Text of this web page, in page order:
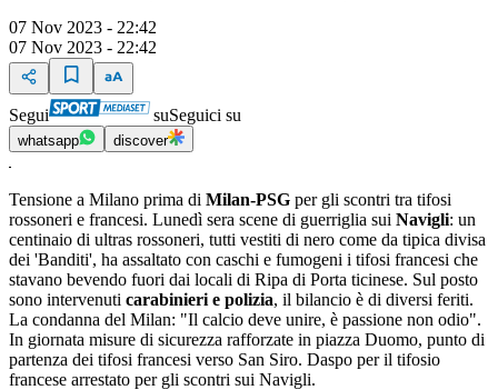
07 Nov 2023 - 22:42
07 Nov 2023 - 22:42
Segui suSeguici su
whatsapp discover
Tensione a Milano prima di Milan-PSG per gli scontri tra tifosi
rossoneri e francesi. Lunedì sera scene di guerriglia sui Navigli: un
centinaio di ultras rossoneri, tutti vestiti di nero come da tipica divisa
dei 'Banditi', ha assaltato con caschi e fumogeni i tifosi francesi che
stavano bevendo fuori dai locali di Ripa di Porta ticinese. Sul posto
sono intervenuti carabinieri e polizia, il bilancio è di diversi feriti.
La condanna del Milan: "Il calcio deve unire, è passione non odio".
In giornata misure di sicurezza rafforzate in piazza Duomo, punto di
partenza dei tifosi francesi verso San Siro. Daspo per il tifosio
francese arrestato per gli scontri sui Navigli.